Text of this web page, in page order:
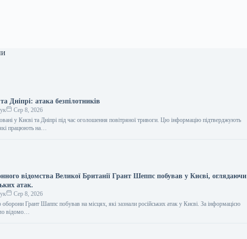
Дніпрі: атака безпілотників
Сер 8, 2026
у Києві та Дніпрі під час оголошення повітряної тривоги. Цю інформацію підтверджують
працюють на…
відомства Великої Британії Грант Шеппс побував у Києві, оглядаючи
атак.
Сер 8, 2026
оборони Грант Шаппс побував на місцях, які зазнали російських атак у Києві. За інформацією
відомо…